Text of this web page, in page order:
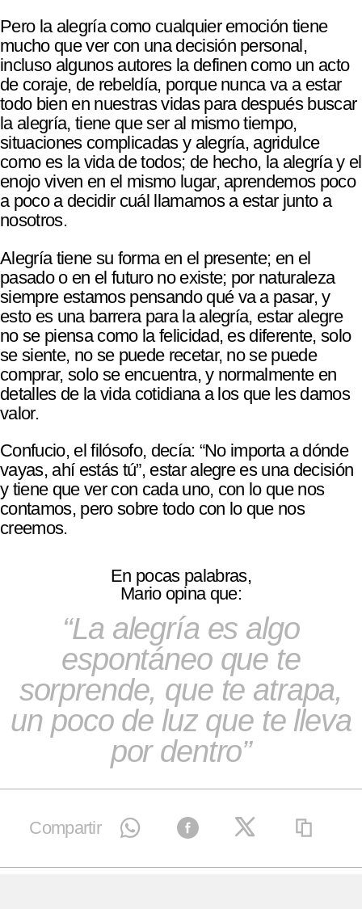
Pero la alegría como cualquier emoción tiene
mucho que ver con una decisión personal,
incluso algunos autores la definen como un acto
de coraje, de rebeldía, porque nunca va a estar
todo bien en nuestras vidas para después buscar
la alegría, tiene que ser al mismo tiempo,
situaciones complicadas y alegría, agridulce
como es la vida de todos; de hecho, la alegría y el
enojo viven en el mismo lugar, aprendemos poco
a poco a decidir cuál llamamos a estar junto a
nosotros.
Alegría tiene su forma en el presente; en el
pasado o en el futuro no existe; por naturaleza
siempre estamos pensando qué va a pasar, y
esto es una barrera para la alegría, estar alegre
no se piensa como la felicidad, es diferente, solo
se siente, no se puede recetar, no se puede
comprar, solo se encuentra, y normalmente en
detalles de la vida cotidiana a los que les damos
valor.
Confucio, el filósofo, decía: “No importa a dónde
vayas, ahí estás tú”, estar alegre es una decisión
y tiene que ver con cada uno, con lo que nos
contamos, pero sobre todo con lo que nos
creemos.
En pocas palabras,
Mario opina que:
La alegría es algo
espontáneo que te
sorprende, que te atrapa,
un poco de luz que te lleva
por dentro
Compartir